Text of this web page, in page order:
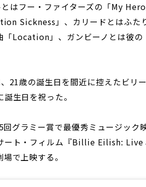
はフー・ファイターズの「My
Sickness」、カリードとはふた
Location」、ガンビーノとは彼の
21歳の誕生日を間近に控えたビリ
生日を祝った。
グラミー賞で最優秀ミュージック
ート・フィルム『Billie Eilish:
で上映する。